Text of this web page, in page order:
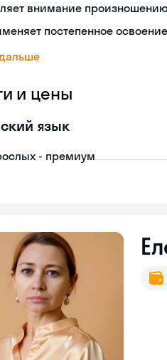
внимание
постепенное
и цены
язык
- премиум